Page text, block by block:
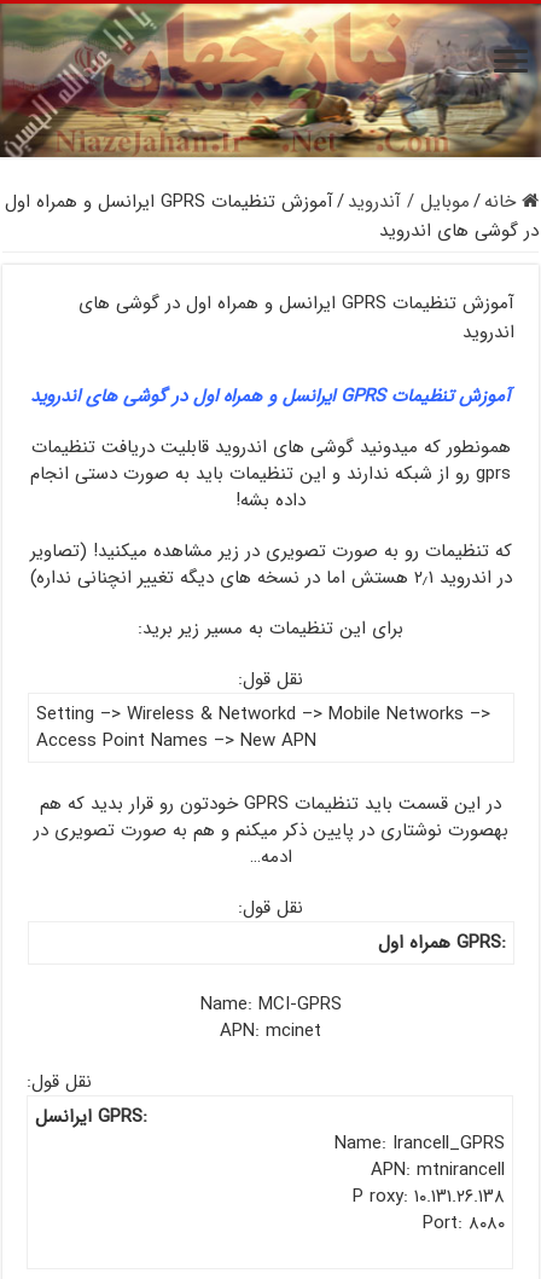
خانه/موبایل / آندروید/
آموزش تنظیمات GPRS ایرانسل و همراه اول
در گوشی های اندروید
آموزش تنظیمات GPRS ایرانسل و همراه اول در گوشی های
اندروید
آموزش تنظیمات GPRS ایرانسل و همراه اول در گوشی های اندروید
همونطور که میدونید گوشی های اندروید قابلیت دریافت تنظیمات
gprs رو از شبکه ندارند و این تنظیمات باید به صورت دستی انجام
داده بشه!
که تنظیمات رو به صورت تصویری در زیر مشاهده میکنید! (تصاویر
در اندروید ۲٫۱ هستش اما در نسخه های دیگه تغییر انچنانی نداره)
برای این تنظیمات به مسیر زیر برید:
نقل قول:
Setting –> Wireless & Networkd –> Mobile Networks –>
Access Point Names –> New APN
در این قسمت باید تنظیمات GPRS خودتون رو قرار بدید که هم
بهصورت نوشتاری در پایین ذکر میکنم و هم به صورت تصویری در
ادمه…
نقل قول:
:GPRS همراه اول
Name: MCI-GPRS
APN: mcinet
نقل قول:
:GPRS ایرانسل
Name: Irancell_GPRS
APN: mtnirancell
P roxy: ۱۰.۱۳۱.۲۶.۱۳۸
Port: ۸۰۸۰